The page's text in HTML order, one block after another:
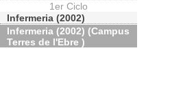
1er Ciclo
Infermeria (2002)
Infermeria (2002) (Campus
Terres de l'Ebre )